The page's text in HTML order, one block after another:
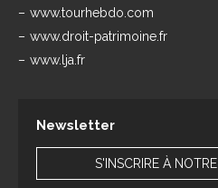
www.tourhebdo.com
www.droit-patrimoine.fr
www.lja.fr
Newsletter
S'INSCRIRE À